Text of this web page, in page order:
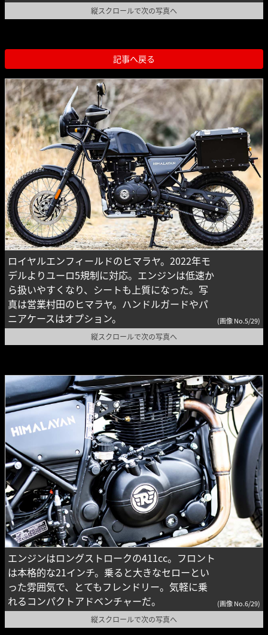
縦スクロールで次の写真へ
記事へ戻る
ロイヤルエンフィールドのヒマラヤ。2022年モ
デルよりユーロ5規制に対応。エンジンは低速か
ら扱いやすくなり、シートも上質になった。写
真は営業村田のヒマラヤ。ハンドルガードやパ
ニアケースはオプション。
(画像 No.5/29)
縦スクロールで次の写真へ
エンジンはロングストロークの411cc。フロント
は本格的な21インチ。乗ると大きなセローとい
った雰囲気で、とてもフレンドリー。気軽に乗
れるコンパクトアドベンチャーだ。
(画像 No.6/29)
縦スクロールで次の写真へ